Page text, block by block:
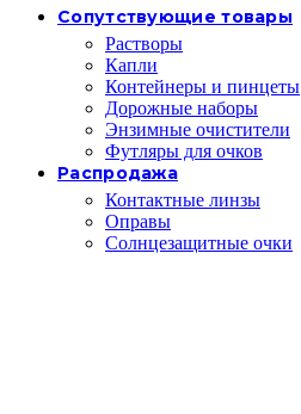
Сопутствующие товары
Растворы
Капли
Контейнеры и пинцеты
Дорожные наборы
Энзимные очистители
Футляры для очков
Распродажа
Контактные линзы
Оправы
Солнцезащитные очки